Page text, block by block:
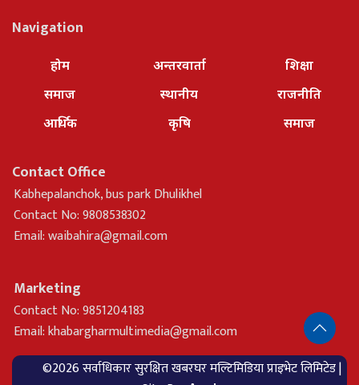
Navigation
होम
समाज
आर्थिक
अन्तरवार्ता
स्थानीय
कृषि
शिक्षा
राजनीति
समाज
Contact Office
Kabhepalanchok, bus park Dhulikhel
Contact No: 9808538302
Email:waibahira@gmail.com
Marketing
Contact No: 9851204183
Email:khabargharmultimedia@gmail.com
©2026 सर्वाधिकार सुरक्षित खबरघर मल्टिमिडिया प्राइभेट लिमिटेड |